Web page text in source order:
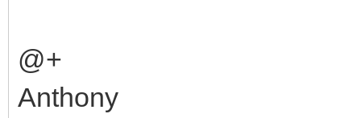
@+
Anthony